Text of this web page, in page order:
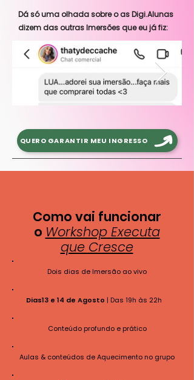
Dá só uma olhada sobre o as Digi.Alunas
dizem das outras Imersões que eu já fiz:
QUERO GARANTIR MEU INGRESSO
Como vai funcionar
o Workshop Executa
que Cresce
Dois dias de Imersão ao vivo
Dias13 e 14 de Agosto | Das 19h às 22h
Conteúdo profundo e prático
Aulas & conteúdos de Aquecimento no grupo